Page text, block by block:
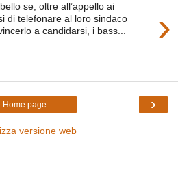
›
se, oltre all’appello ai
di telefonare al loro sindaco
a candidarsi, i bass...
›
Home page
versione web